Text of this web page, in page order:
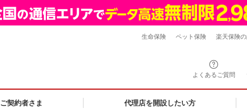
よくあるご質問
ご契約者さま 代理店を開設したい方
生命保険 ペット保険 楽天保険